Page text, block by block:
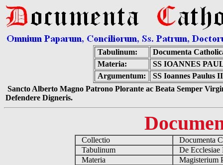
Tabulinum:
Documenta
Materia:
SS IOANNES
Argumentum:
SS Ioannes Paulus
Sancto Alberto Magno Patrono Plorante ac Beata Semper
Defendere Digneris.
Collectio
Documenta
Tabulinum
De
Materia
Magisterium